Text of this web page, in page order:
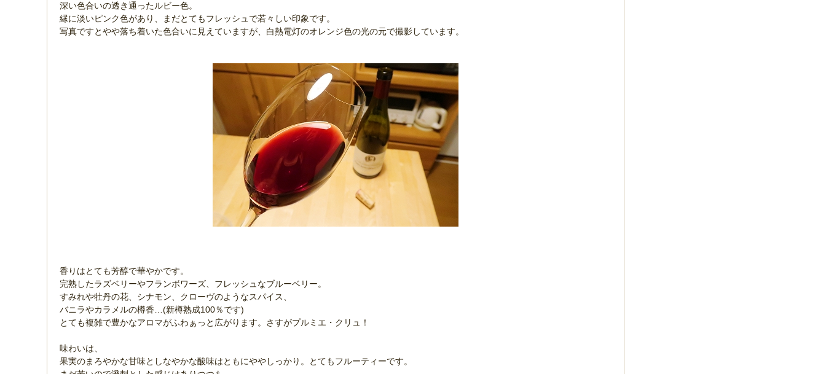
深い色合いの透き通ったルビー色。
縁に淡いピンク色があり、まだとてもフレッシュで若々しい印象です。
写真ですとやや落ち着いた色合いに見えていますが、白熱電灯のオレンジ色の光の元で撮影しています。
香りはとても芳醇で華やかです。
完熟したラズベリーやフランボワーズ、フレッシュなブルーベリー。
すみれや牡丹の花、シナモン、クローヴのようなスパイス、
バニラやカラメルの樽香…(新樽熟成100％です)
とても複雑で豊かなアロマがふわぁっと広がります。さすがプルミエ・クリュ！
味わいは、
果実のまろやかな甘味としなやかな酸味はともにややしっかり。とてもフルーティーです。